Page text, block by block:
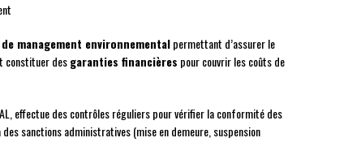
management environnementalpermettant d’assurer le
constituer desgaranties financières pour couvrir les coûts de
effectue des contrôles réguliers pour vérifier la conformité des
sanctions administratives (mise en demeure, suspension